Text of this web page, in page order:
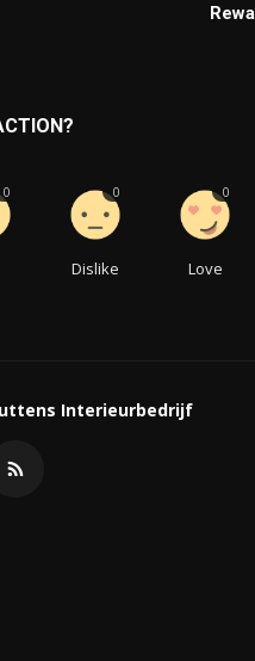
0
Dislike
0
Love
0
Interieurbedrijf